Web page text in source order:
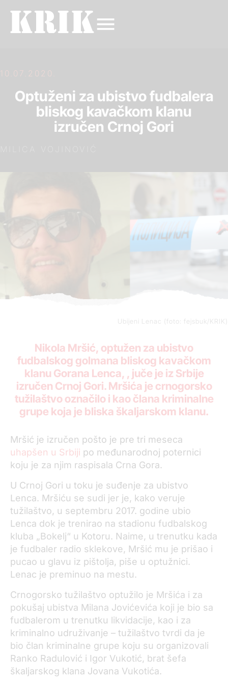
10.07.2020.
Optuženi za ubistvo fudbalera
bliskog kavačkom klanu
izručen Crnoj Gori
Ubijeni Lenac (foto: fejsbuk/KRIK)
Nikola Mršić, optužen za ubistvo
fudbalskog golmana bliskog kavačkom
klanu Gorana Lenca, , juče je iz Srbije
izručen Crnoj Gori. Mršića je crnogorsko
tužilaštvo označilo i kao člana kriminalne
grupe koja je bliska škaljarskom klanu.
Mršić je izručen pošto je pre tri meseca
uhapšen u Srbiji po međunarodnoj poternici
koju je za njim raspisala Crna Gora.
U Crnoj Gori u toku je suđenje za ubistvo
Lenca. Mršiću se sudi jer je, kako veruje
tužilaštvo, u septembru 2017. godine ubio
Lenca dok je trenirao na stadionu fudbalskog
kluba „Bokelj“ u Kotoru. Naime, u trenutku kada
je fudbaler radio sklekove, Mršić mu je prišao i
pucao u glavu iz pištolja, piše u optužnici.
Lenac je preminuo na mestu.
Crnogorsko tužilaštvo optužilo je Mršića i za
pokušaj ubistva Milana Jovićevića koji je bio sa
fudbalerom u trenutku likvidacije, kao i za
kriminalno udruživanje – tužilaštvo tvrdi da je
bio član kriminalne grupe koju su organizovali
Ranko Radulović i Igor Vukotić, brat šefa
škaljarskog klana Jovana Vukotića.